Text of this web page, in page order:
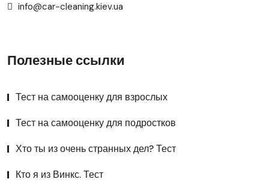
info@car-cleaning.kiev.ua
Полезные ссылки
Тест на самооценку для взрослых
Тест на самооценку для подростков
Хто ты из очень странных дел? Тест
Кто я из Винкс. Тест